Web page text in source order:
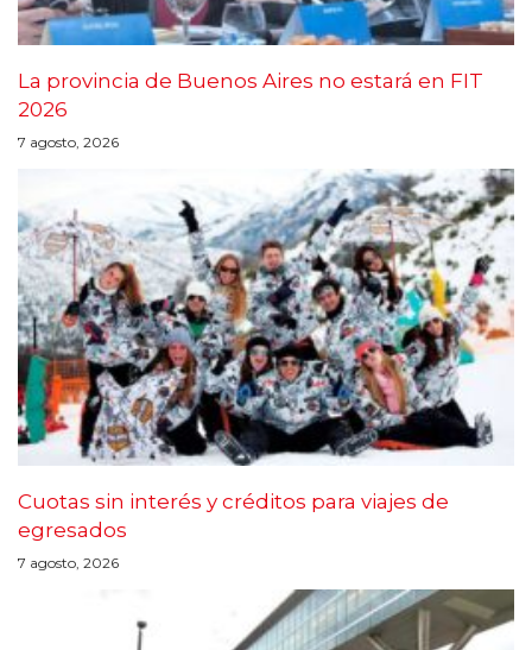
La provincia de Buenos Aires no estará en FIT
2026
7 agosto, 2026
Cuotas sin interés y créditos para viajes de
egresados
7 agosto, 2026